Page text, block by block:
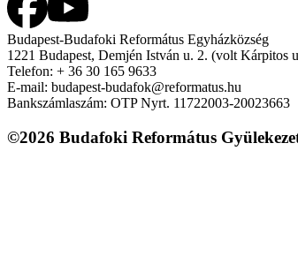
Budapest-Budafoki Református Egyházközség
1221 Budapest, Demjén István u. 2. (volt Kárpitos
Telefon: + 36 30 165 9633
E-mail: budapest-budafok@reformatus.hu
Bankszámlaszám: OTP Nyrt. 11722003-20023663
©2026 Budafoki Református